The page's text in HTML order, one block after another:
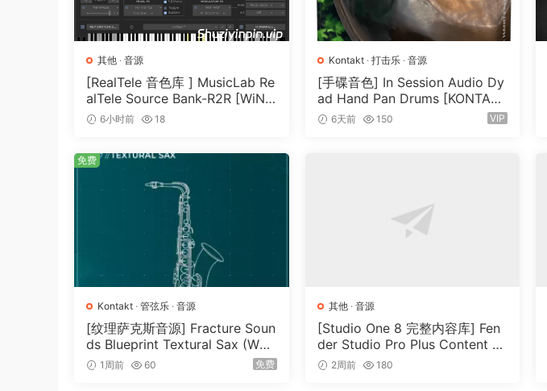
其他 · 音源
[RealTele 音色库 ] MusicLab Re
alTele Source Bank-R2R [WiN]
（3.13GB）
6小时前 18
Kontakt· 打击乐· 音源
[手碟音色] In Session Audio Dy
ad Hand Pan Drums [KONTAK
T]（4.33GB）
6天前 150 VIP
Kontakt · 管弦乐 · 音源
[纹理萨克斯音源] Fracture Soun
ds Blueprint Textural Sax (Woo
dwind Experiments) [KONTAK
1周前 60 免费
免费
其他· 音源
[Studio One 8 完整内容库] Fen
der Studio Pro Plus Content 2
026-R2R（166GB）
2周前 180